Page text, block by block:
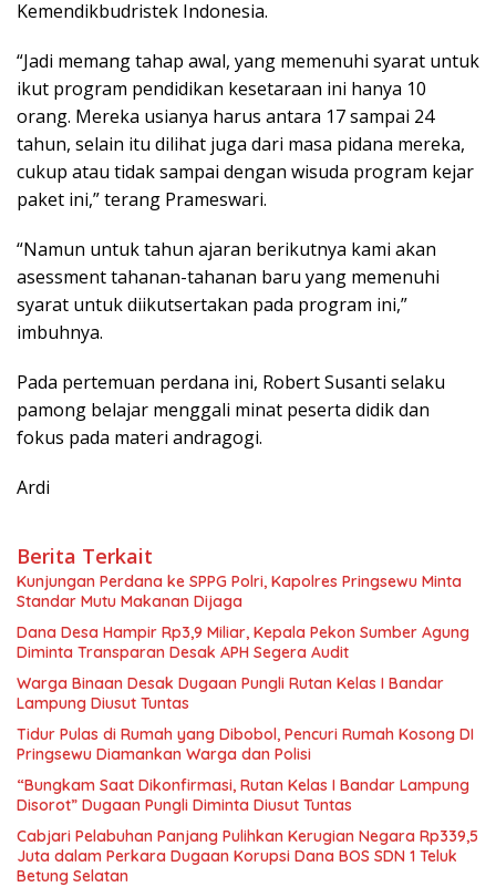
Kemendikbudristek Indonesia.
“Jadi memang tahap awal, yang memenuhi syarat untuk
ikut program pendidikan kesetaraan ini hanya 10
orang. Mereka usianya harus antara 17 sampai 24
tahun, selain itu dilihat juga dari masa pidana mereka,
cukup atau tidak sampai dengan wisuda program kejar
paket ini,” terang Prameswari.
“Namun untuk tahun ajaran berikutnya kami akan
asessment tahanan-tahanan baru yang memenuhi
syarat untuk diikutsertakan pada program ini,”
imbuhnya.
Pada pertemuan perdana ini, Robert Susanti selaku
pamong belajar menggali minat peserta didik dan
fokus pada materi andragogi.
Ardi
Berita Terkait
Kunjungan Perdana ke SPPG Polri, Kapolres Pringsewu Minta
Standar Mutu Makanan Dijaga
Dana Desa Hampir Rp3,9 Miliar, Kepala Pekon Sumber Agung
Diminta Transparan Desak APH Segera Audit
Warga Binaan Desak Dugaan Pungli Rutan Kelas I Bandar
Lampung Diusut Tuntas
Tidur Pulas di Rumah yang Dibobol, Pencuri Rumah Kosong DI
Pringsewu Diamankan Warga dan Polisi
“Bungkam Saat Dikonfirmasi, Rutan Kelas I Bandar Lampung
Disorot” Dugaan Pungli Diminta Diusut Tuntas
Cabjari Pelabuhan Panjang Pulihkan Kerugian Negara Rp339,5
Juta dalam Perkara Dugaan Korupsi Dana BOS SDN 1 Teluk
Betung Selatan